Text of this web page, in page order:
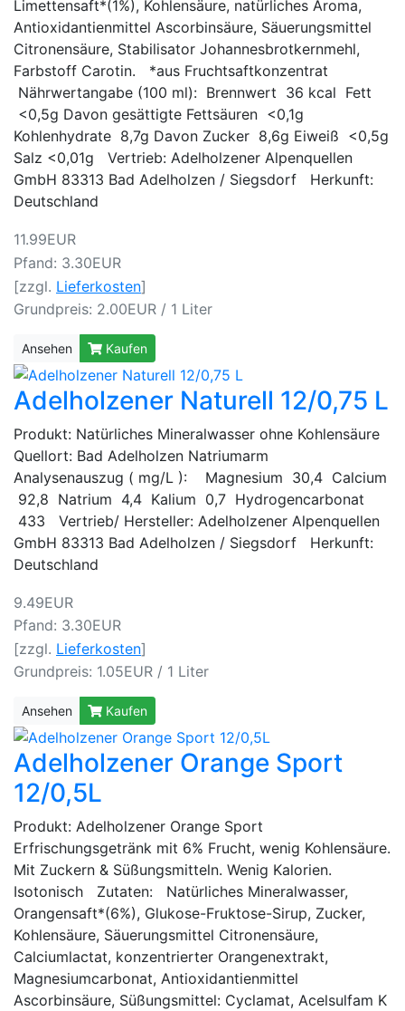
Limettensaft*(1%), Kohlensäure, natürliches Aroma,
Antioxidantienmittel Ascorbinsäure, Säuerungsmittel
Citronensäure, Stabilisator Johannesbrotkernmehl,
Farbstoff Carotin. *aus Fruchtsaftkonzentrat
Nährwertangabe (100 ml): Brennwert 36 kcal Fett
<0,5g Davon gesättigte Fettsäuren <0,1g
Kohlenhydrate 8,7g Davon Zucker 8,6g Eiweiß <0,5g
Salz <0,01g Vertrieb: Adelholzener Alpenquellen
GmbH 83313 Bad Adelholzen / Siegsdorf Herkunft:
Deutschland
11.99EUR
Pfand: 3.30EUR
[zzgl. Lieferkosten]
Grundpreis: 2.00EUR / 1 Liter
Ansehen Kaufen
Adelholzener Naturell 12/0,75 L
Produkt: Natürliches Mineralwasser ohne Kohlensäure
Quellort: Bad Adelholzen Natriumarm
Analysenauszug ( mg/L ): Magnesium 30,4 Calcium
92,8 Natrium 4,4 Kalium 0,7 Hydrogencarbonat
433 Vertrieb/ Hersteller: Adelholzener Alpenquellen
GmbH 83313 Bad Adelholzen / Siegsdorf Herkunft:
Deutschland
9.49EUR
Pfand: 3.30EUR
[zzgl. Lieferkosten]
Grundpreis: 1.05EUR / 1 Liter
Ansehen Kaufen
Adelholzener Orange Sport
12/0,5L
Produkt: Adelholzener Orange Sport
Erfrischungsgetränk mit 6% Frucht, wenig Kohlensäure.
Mit Zuckern & Süßungsmitteln. Wenig Kalorien.
Isotonisch Zutaten: Natürliches Mineralwasser,
Orangensaft*(6%), Glukose-Fruktose-Sirup, Zucker,
Kohlensäure, Säuerungsmittel Citronensäure,
Calciumlactat, konzentrierter Orangenextrakt,
Magnesiumcarbonat, Antioxidantienmittel
Ascorbinsäure, Süßungsmittel: Cyclamat, Acelsulfam K